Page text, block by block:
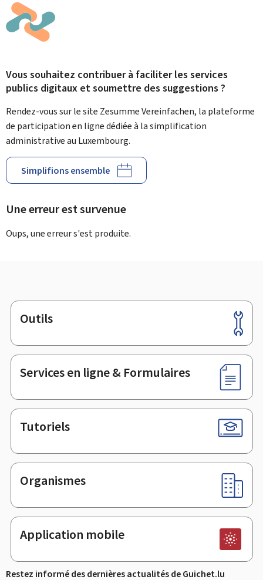
Vous souhaitez contribuer à faciliter les services
publics digitaux et soumettre des suggestions ?
Rendez-vous sur le site Zesumme Vereinfachen, la plateforme
de participation en ligne dédiée à la simplification
administrative au Luxembourg.
Simplifions ensemble
Une erreur est survenue
Oups, une erreur s'est produite.
Pied
de
page
Outils
Services en ligne & Formulaires
Tutoriels
Organismes
Application mobile
Restez informé des dernières actualités de Guichet.lu